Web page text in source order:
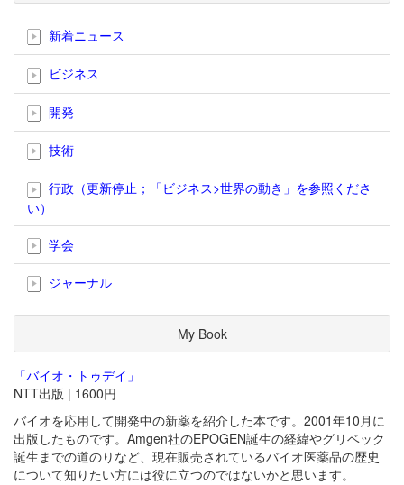
新着ニュース
ビジネス
開発
技術
行政（更新停止；「ビジネス>世界の動き」を参照くださ
い）
学会
ジャーナル
My Book
「バイオ・トゥデイ」
NTT出版 | 1600円
バイオを応用して開発中の新薬を紹介した本です。2001年10月に
出版したものです。Amgen社のEPOGEN誕生の経緯やグリベック
誕生までの道のりなど、現在販売されているバイオ医薬品の歴史
について知りたい方には役に立つのではないかと思います。